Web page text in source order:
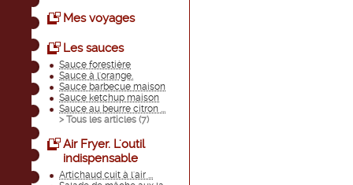
Mes voyages
Les sauces
Sauce forestière
Sauce à l'orange.
Sauce barbecue maison
Sauce ketchup maison
Sauce au beurre citron ...
> Tous les articles (7)
Air Fryer. L'outil
indispensable
Artichaud cuit à l'air ...